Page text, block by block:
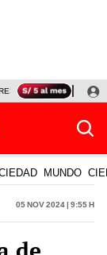
HOY
MUNDO
05 Nov 2024 | 9:55 h